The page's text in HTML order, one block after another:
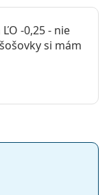
-0,25 - nie
si mám